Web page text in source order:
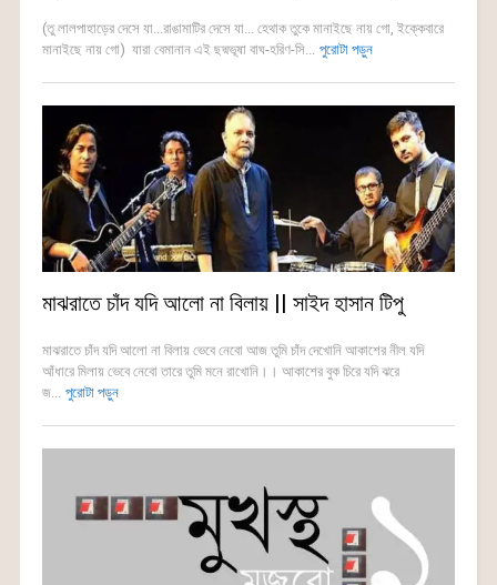
(তু লালপাহাড়ের দেসে যা...রাঙামাটির দেসে যা... হেথাক তুকে মানাইছে নায় গো, ইক্কেবারে
মানাইছে নায় গো) যারা বেমানান এই ছদ্মভূষা বাঘ-হরিণ-সি... পুরোটা পড়ুন
মাঝরাতে চাঁদ যদি আলো না বিলায় || সাইদ হাসান টিপু
মাঝরাতে চাঁদ যদি আলো না বিলায় ভেবে নেবো আজ তুমি চাঁদ দেখোনি আকাশের নীল যদি
আঁধারে মিলায় ভেবে নেবো তারে তুমি মনে রাখোনি।। আকাশের বুক চিরে যদি ঝরে
জ... পুরোটা পড়ুন